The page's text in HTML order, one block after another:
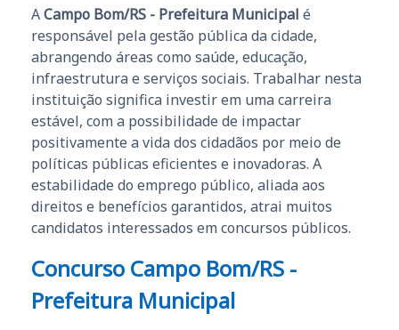
ACampo Bom/RS - Prefeitura Municipal é
responsável pela gestão pública da cidade,
abrangendo áreas como saúde, educação,
infraestrutura e serviços sociais. Trabalhar nesta
instituição significa investir em uma carreira
estável, com a possibilidade de impactar
positivamente a vida dos cidadãos por meio de
políticas públicas eficientes e inovadoras. A
estabilidade do emprego público, aliada aos
direitos e benefícios garantidos, atrai muitos
candidatos interessados em concursos públicos.
Concurso Campo Bom/RS -
Prefeitura Municipal